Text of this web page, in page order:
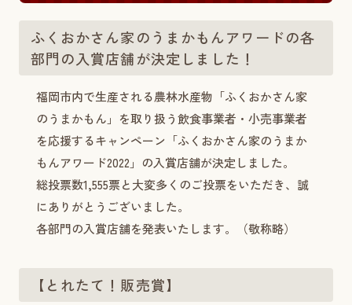
ふくおかさん家のうまかもんアワードの各
部門の入賞店舗が決定しました！
福岡市内で生産される農林水産物「ふくおかさん家
のうまかもん」を取り扱う飲食事業者・小売事業者
を応援するキャンペーン「ふくおかさん家のうまか
もんアワード2022」の入賞店舗が決定しました。
総投票数1,555票と大変多くのご投票をいただき、誠
にありがとうございました。
各部門の入賞店舗を発表いたします。（敬称略）
【とれたて！販売賞】